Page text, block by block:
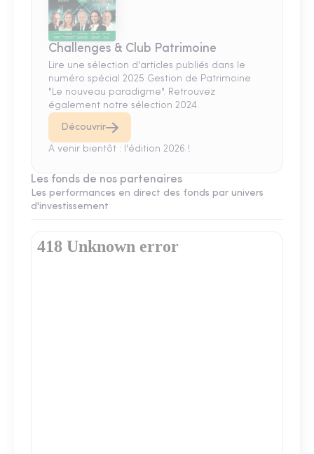
Challenges & Club Patrimoine
Lire une sélection d'articles publiés dans le
numéro spécial 2025 Gestion de Patrimoine
"Le nouveau paradigme". Retrouvez
également notre sélection 2024.
Découvrir
A venir bientôt : l'édition 2026 !
Les fonds de nos partenaires
Les performances en direct des fonds par univers
d'investissement